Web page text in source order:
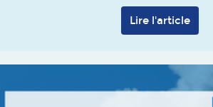
Lire l'article